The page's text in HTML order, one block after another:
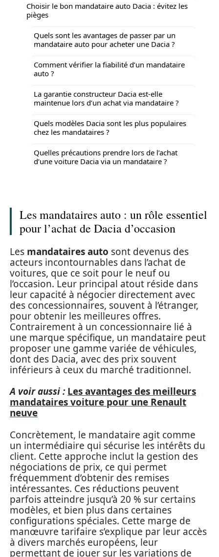
Choisir le bon mandataire auto Dacia : évitez les
pièges
Quels sont les avantages de passer par un
mandataire auto pour acheter une Dacia ?
Comment vérifier la fiabilité d’un mandataire
auto ?
La garantie constructeur Dacia est-elle
maintenue lors d’un achat via mandataire ?
Quels modèles Dacia sont les plus populaires
chez les mandataires ?
Quelles précautions prendre lors de l’achat
d’une voiture Dacia via un mandataire ?
Les mandataires auto : un rôle essentiel
pour l’achat de Dacia d’occasion
Les mandataires auto sont devenus des
acteurs incontournables dans l’achat de
voitures, que ce soit pour le neuf ou
l’occasion. Leur principal atout réside dans
leur capacité à négocier directement avec
des concessionnaires, souvent à l’étranger,
pour obtenir les meilleures offres.
Contrairement à un concessionnaire lié à
une marque spécifique, un mandataire peut
proposer une gamme variée de véhicules,
dont des Dacia, avec des prix souvent
inférieurs à ceux du marché traditionnel.
A voir aussi : Les avantages des meilleurs
mandataires voiture pour une Renault
neuve
Concrètement, le mandataire agit comme
un intermédiaire qui sécurise les intérêts du
client. Cette approche inclut la gestion des
négociations de prix, ce qui permet
fréquemment d’obtenir des remises
intéressantes. Ces réductions peuvent
parfois atteindre jusqu’à 20 % sur certains
modèles, et bien plus dans certaines
configurations spéciales. Cette marge de
manœuvre tarifaire s’explique par leur accès
à divers marchés européens, leur
permettant de jouer sur les variations de